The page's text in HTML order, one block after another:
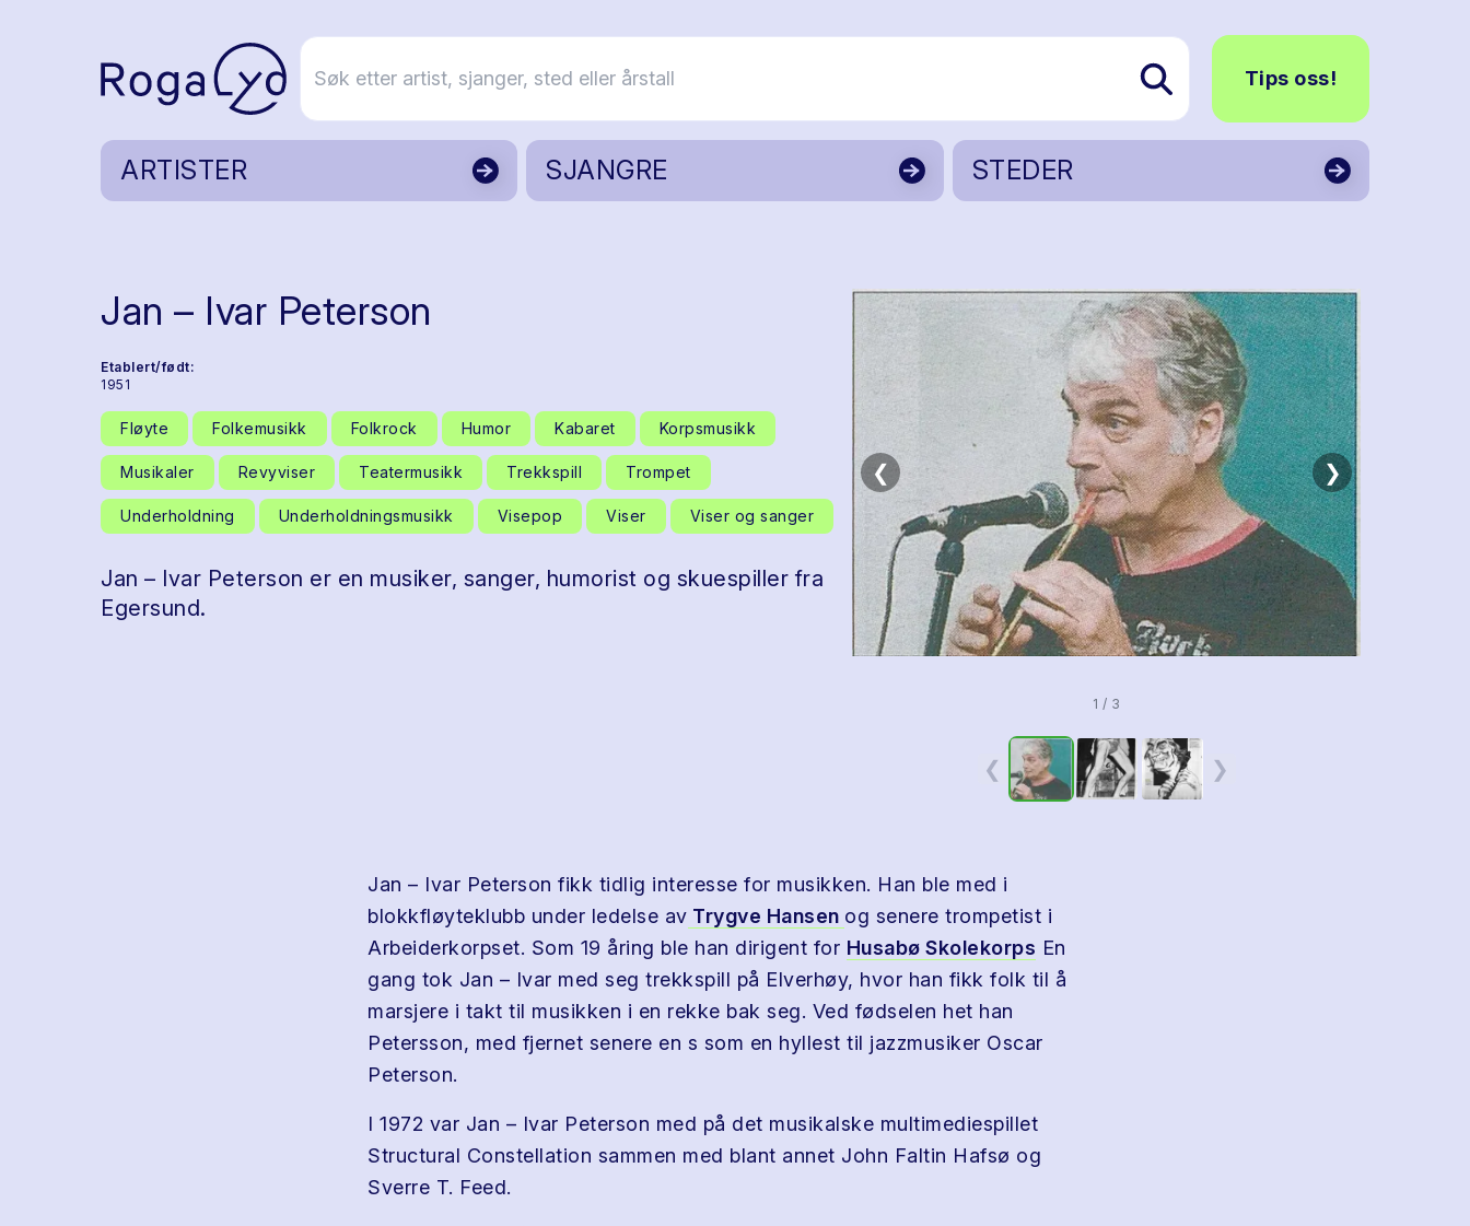
Tips oss!
ARTISTER SJANGRE STEDER
Jan – Ivar Peterson
Etablert/født:
1951
Fløyte Folkemusikk Folkrock Humor Kabaret Korpsmusikk
Musikaler Revyviser Teatermusikk Trekkspill Trompet
Underholdning Underholdningsmusikk Visepop Viser Viser og sanger
Jan – Ivar Peterson er en musiker, sanger, humorist og skuespiller fra
Egersund.
❮ ❯
1 / 3
❮ ❯
Jan – Ivar Peterson fikk tidlig interesse for musikken. Han ble med i
blokkfløyteklubb under ledelse av Trygve Hansen og senere trompetist i
Arbeiderkorpset. Som 19 åring ble han dirigent for Husabø Skolekorps En
gang tok Jan – Ivar med seg trekkspill på Elverhøy, hvor han fikk folk til å
marsjere i takt til musikken i en rekke bak seg. Ved fødselen het han
Petersson, med fjernet senere en s som en hyllest til jazzmusiker Oscar
Peterson.
I 1972 var Jan – Ivar Peterson med på det musikalske multimediespillet
Structural Constellation sammen med blant annet John Faltin Hafsø og
Sverre T. Feed.